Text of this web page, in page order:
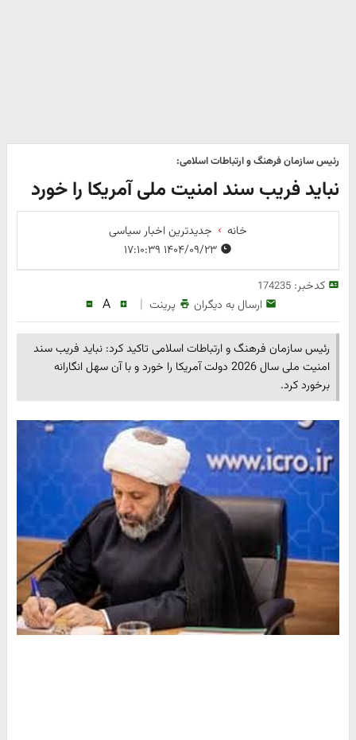
رئیس سازمان فرهنگ و ارتباطات اسلامی:
نباید فریب سند امنیت ملی آمریکا را خورد
خانه
جدیدترین اخبار سیاسی
کدخبر:174235
ارسال به دیگران پرینت |
A
رئیس سازمان فرهنگ و ارتباطات اسلامی تاکید کرد: نباید فریب سند
امنیت ملی سال 2026 دولت آمریکا را خورد و با آن سهل انگارانه
برخورد کرد.